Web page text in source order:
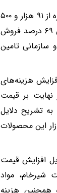
بر اساس این گزارش‌ها، نرخ فروش انواع محصولات لبنی یکی از شرکت‌های بزرگ این حوزه از ۹۱ هزار و ۵۰۰
تومان به ۱۲۷ هزار تومان افزایش یافته که حاکی از رشدی حدود ۴۰ درصد است. همچنین ۶۹ درصد فروش
صادراتی و سازمانی تامین
هزینه‌های
نهایت بر قیمت
تشریح دلایل
این محصولات
افزایش قیمت
قیمت شیرخام، مواد
همچنین هزینه